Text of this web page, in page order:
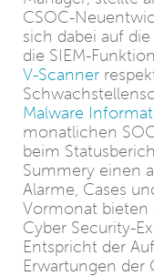
CSOC-
sich dabei auf
die SIEM-
V-Scanner
Malware
monatlichen
beim
Summery einen
Alarme, Cases
Vormonat bieten
Cyber Security-
Entspricht der
Erwartungen der